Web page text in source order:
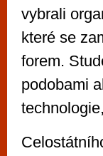
vybrali
které se
forem.
podobami